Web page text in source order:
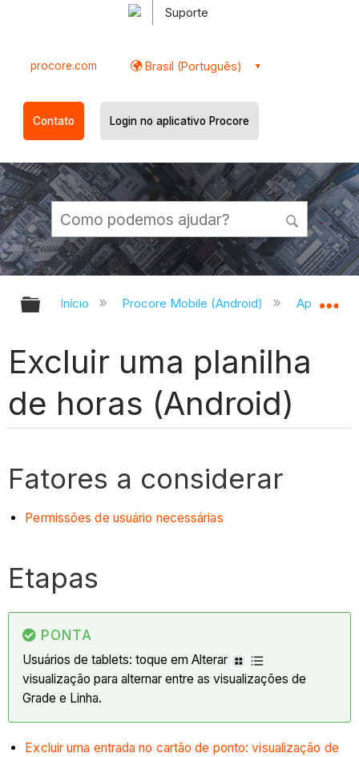
Suporte
procore.com Brasil (Português)
Contato Login no aplicativo Procore
Expandir/recolher hierarquia
Início Procore Mobile (Android) Aplicativo
Excluir uma planilha
de horas (Android)
Fatores a considerar
Permissões de usuário necessárias
Etapas
PONTA
Usuários de tablets: toque emAlterar
visualização para alternar entre as visualizações de
Grade e Linha.
Excluir uma entrada no cartão de ponto: visualização de